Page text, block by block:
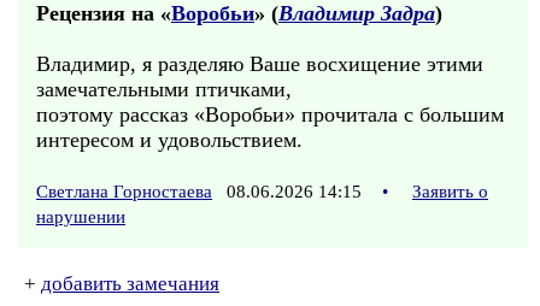
Рецензия на «Воробьи» (Владимир Задра)
Владимир, я разделяю Ваше восхищение этими
замечательными птичками,
поэтому рассказ «Воробьи» прочитала с большим
интересом и удовольствием.
Светлана Горностаева 08.06.2026 14:15 •
Заявить о
нарушении
+ добавить замечания